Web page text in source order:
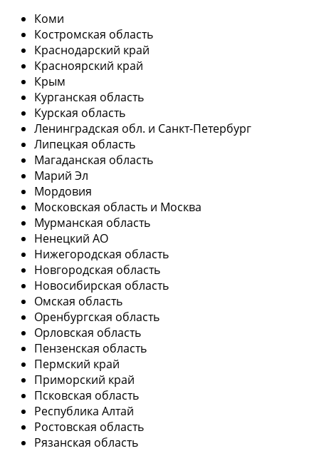
Коми
Костромская область
Краснодарский край
Красноярский край
Крым
Курганская область
Курская область
Ленинградская обл. и Санкт-Петербург
Липецкая область
Магаданская область
Марий Эл
Мордовия
Московская область и Москва
Мурманская область
Ненецкий АО
Нижегородская область
Новгородская область
Новосибирская область
Омская область
Оренбургская область
Орловская область
Пензенская область
Пермский край
Приморский край
Псковская область
Республика Алтай
Ростовская область
Рязанская область